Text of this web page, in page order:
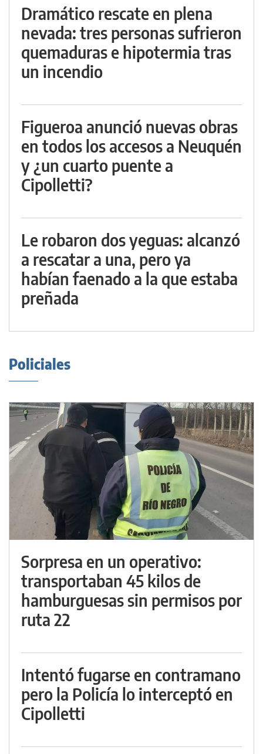
Dramático rescate en plena
nevada: tres personas sufrieron
quemaduras e hipotermia tras
un incendio
Figueroa anunció nuevas obras
en todos los accesos a Neuquén
y ¿un cuarto puente a
Cipolletti?
Le robaron dos yeguas: alcanzó
a rescatar a una, pero ya
habían faenado a la que estaba
preñada
Policiales
Sorpresa en un operativo:
transportaban 45 kilos de
hamburguesas sin permisos por
ruta 22
Intentó fugarse en contramano
pero la Policía lo interceptó en
Cipolletti